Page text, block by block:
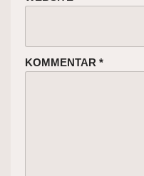
KOMMENTAR *